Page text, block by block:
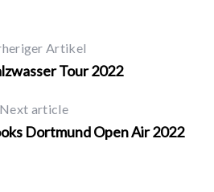
Artikel
Tour 2022
Next article
Dortmund Open Air 2022